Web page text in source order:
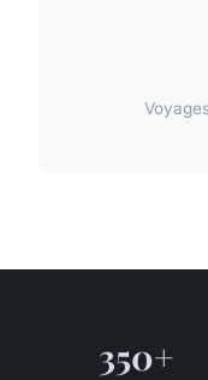
350+